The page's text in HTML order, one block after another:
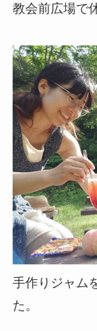
教会前広場で
手作りジャム
た。